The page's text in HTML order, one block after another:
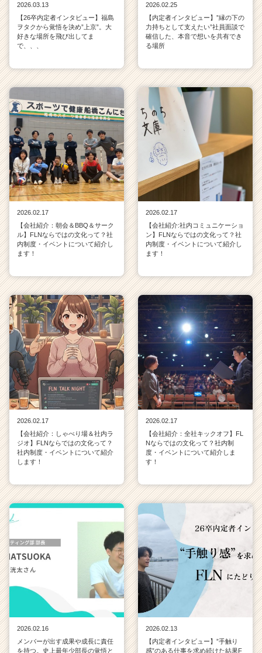
2026.03.13
【26卒内定者インタビュー】福島
ヲタクから覚悟を決め”上京”。大
好きな場所を飛び出してま
で、、、
2026.02.25
【内定者インタビュー】”縁の下の
力持ちとして支えたい”社員面談で
確信した、本音で想いを共有でき
る場所
2026.02.17
【会社紹介：朝会＆BBQ＆サーク
ル】FLNならではの文化って？社
内制度・イベントについて紹介し
ます！
2026.02.17
【会社紹介:社内コミュニケーショ
ン】FLNならではの文化って？社
内制度・イベントについて紹介し
ます！
2026.02.17
【会社紹介：しゃべり場＆社内ラ
ジオ】FLNならではの文化って？
社内制度・イベントについて紹介
します！
2026.02.17
【会社紹介：全社キックオフ】FL
Nならではの文化って？社内制
度・イベントについて紹介しま
す！
2026.02.16
メンバーが出す成果や成長に責任
を持つ。史上最年少部長の覚悟と
2026.02.13
【内定者インタビュー】”手触り
感”のある仕事を求め続けた結果F